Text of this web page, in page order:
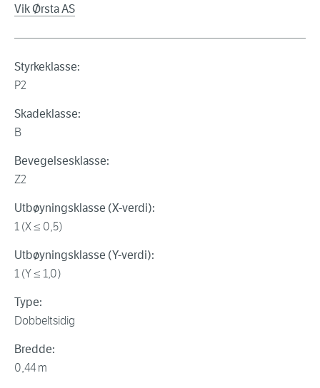
Vik Ørsta AS
Styrkeklasse:
P2
Skadeklasse:
B
Bevegelsesklasse:
Z2
Utbøyningsklasse (X-verdi):
1 (X ≤ 0,5)
Utbøyningsklasse (Y-verdi):
1 (Y ≤ 1,0)
Type:
Dobbeltsidig
Bredde:
0,44 m